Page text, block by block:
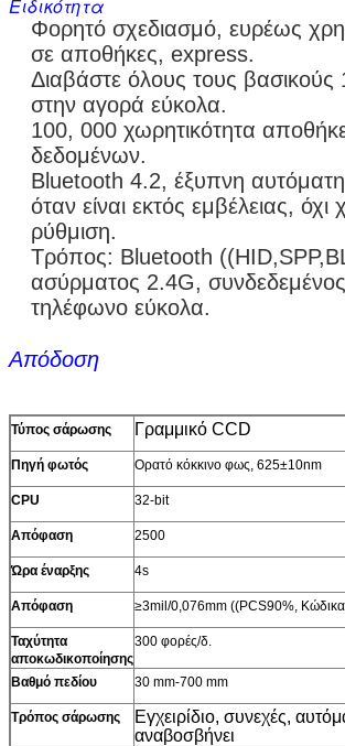
Ειδικότητα
Φορητό σχεδιασμό, ευρέως
σε αποθήκες, express.
Διαβάστε όλους τους
στην αγορά εύκολα.
100, 000 χωρητικότητα
δεδομένων.
Bluetooth 4.2, έξυπνη
όταν είναι εκτός εμβέλειας, όχι
ρύθμιση.
Τρόπος: Bluetooth
ασύρματος 2.4G,
τηλέφωνο εύκολα.
Απόδοση
Τύπος σάρωσης Γραμμικό CCD
Πηγή φωτός Ορατό κόκκινο φως, 625±10nm
CPU 32-bit
Απόφαση 2500
Ώρα έναρξης 4s
Απόφαση ≥3mil/0,076mm ((PCS90%,
Ταχύτητα
αποκωδικοποίησης
300 φορές/δ.
Βαθμό πεδίου 30 mm-700 mm
Τρόπος σάρωσης
Εγχειρίδιο, συνεχές,
αναβοσβήνει